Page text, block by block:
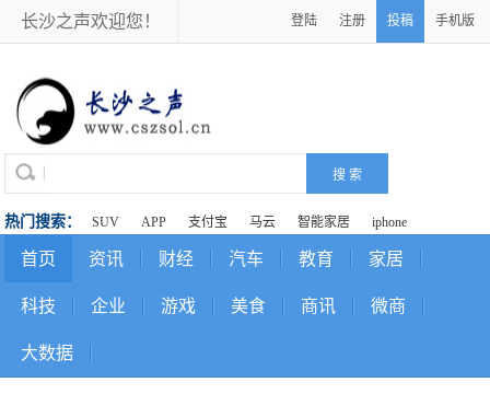
长沙之声欢迎您！ 登陆 注册 投稿 手机版
热门搜索： SUV APP 支付宝 马云 智能家居 iphone
首页 资讯 财经 汽车 教育 家居
科技 企业 游戏 美食 商讯 微商
大数据